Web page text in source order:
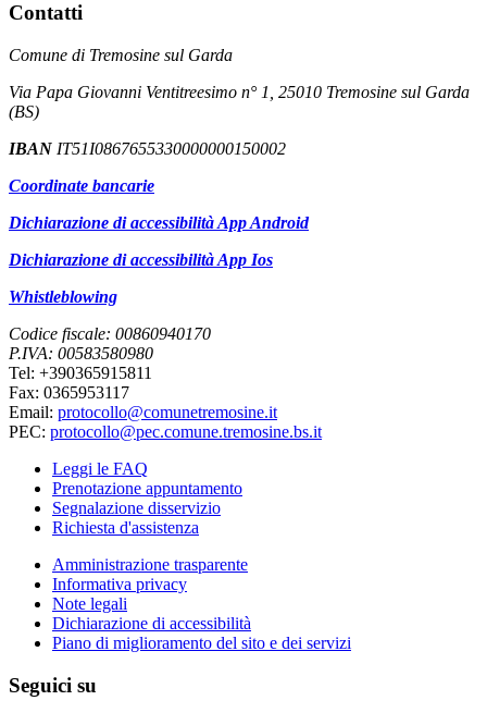
Contatti
Comune di Tremosine sul Garda
Via Papa Giovanni Ventitreesimo n° 1, 25010 Tremosine sul Garda
(BS)
IBAN IT51I0867655330000000150002
Coordinate bancarie
Dichiarazione di accessibilità App Android
Dichiarazione di accessibilità App Ios
Whistleblowing
Codice fiscale: 00860940170
P.IVA: 00583580980
Tel: +390365915811
Fax: 0365953117
Email: protocollo@comunetremosine.it
PEC: protocollo@pec.comune.tremosine.bs.it
Leggi le FAQ
Prenotazione appuntamento
Segnalazione disservizio
Richiesta d'assistenza
Amministrazione trasparente
Informativa privacy
Note legali
Dichiarazione di accessibilità
Piano di miglioramento del sito e dei servizi
Seguici su